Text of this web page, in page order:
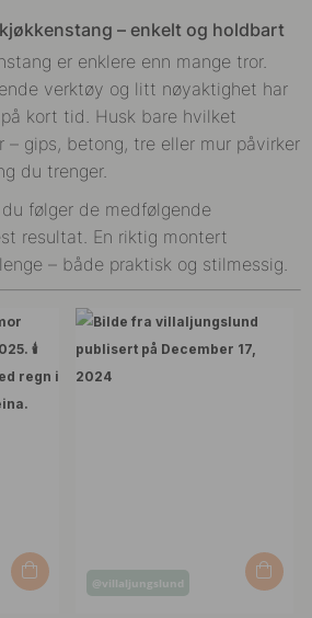
– enkelt og holdbart
er enklere enn mange tror.
verktøy og litt nøyaktighet har
kort tid. Husk bare hvilket
– gips, betong, tre eller mur påvirker
du trenger.
følger de medfølgende
resultat. En riktig montert
– både praktisk og stilmessig.
Innlegg
@villaljungslund